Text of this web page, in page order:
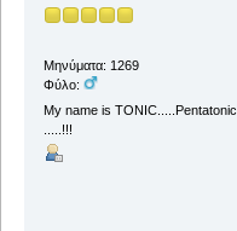
Μηνύματα: 1269
Φύλο:
My name is TONIC.....Pentatonic
.....!!!